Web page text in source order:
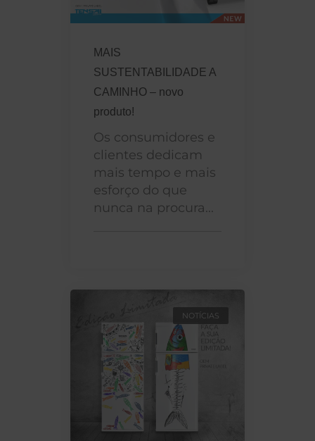
MAIS
SUSTENTABILIDADE A
CAMINHO – novo
produto!
Os consumidores e
clientes dedicam
mais tempo e mais
esforço do que
nunca na procura...
NOTÍCIAS